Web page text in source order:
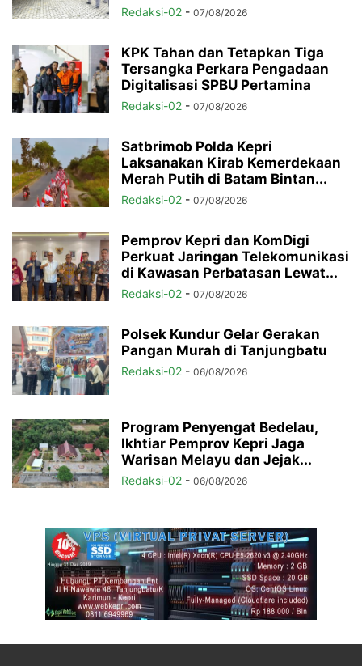
Redaksi-02 - 07/08/2026
KPK Tahan dan Tetapkan Tiga
Tersangka Perkara Pengadaan
Digitalisasi SPBU Pertamina
Redaksi-02 - 07/08/2026
Satbrimob Polda Kepri
Laksanakan Kirab Kemerdekaan
Merah Putih di Batam Bintan...
Redaksi-02 - 07/08/2026
Pemprov Kepri dan KomDigi
Perkuat Jaringan Telekomunikasi
di Kawasan Perbatasan Lewat...
Redaksi-02 - 07/08/2026
Polsek Kundur Gelar Gerakan
Pangan Murah di Tanjungbatu
Redaksi-02 - 06/08/2026
Program Penyengat Bedelau,
Ikhtiar Pemprov Kepri Jaga
Warisan Melayu dan Jejak...
Redaksi-02 - 06/08/2026